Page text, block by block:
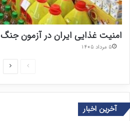
امنیت غذایی ایران در آزمون جنگ
۵ مرداد ۱۴۰۵
ح
ح
آخرین اخبار